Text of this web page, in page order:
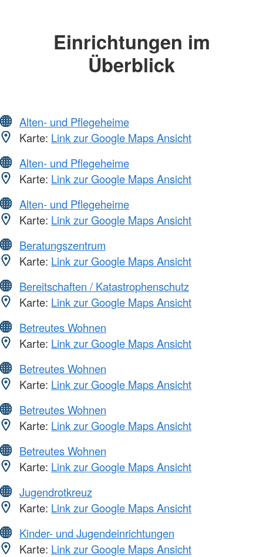
Einrichtungen im
Überblick
Alten- und Pflegeheime
Karte: Link zur Google Maps Ansicht
Alten- und Pflegeheime
Karte: Link zur Google Maps Ansicht
Alten- und Pflegeheime
Karte: Link zur Google Maps Ansicht
Beratungszentrum
Karte: Link zur Google Maps Ansicht
Bereitschaften / Katastrophenschutz
Karte: Link zur Google Maps Ansicht
Betreutes Wohnen
Karte: Link zur Google Maps Ansicht
Betreutes Wohnen
Karte: Link zur Google Maps Ansicht
Betreutes Wohnen
Karte: Link zur Google Maps Ansicht
Betreutes Wohnen
Karte: Link zur Google Maps Ansicht
Jugendrotkreuz
Karte: Link zur Google Maps Ansicht
Kinder- und Jugendeinrichtungen
Karte: Link zur Google Maps Ansicht